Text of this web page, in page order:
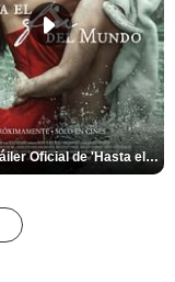
Primer Tráiler Oficial de 'Hasta el fin del mundo'